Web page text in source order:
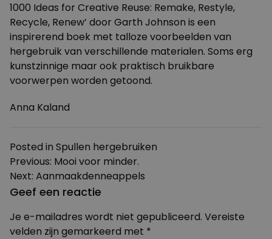
1000 Ideas for Creative Reuse: Remake, Restyle,
Recycle, Renew’ door Garth Johnson is een
inspirerend boek met talloze voorbeelden van
hergebruik van verschillende materialen. Soms erg
kunstzinnige maar ook praktisch bruikbare
voorwerpen worden getoond.
Anna Kaland
Posted in Spullen hergebruiken
Bericht
navigatie
Previous: Mooi voor minder.
Next: Aanmaakdenneappels
Geef een reactie
Je e-mailadres wordt niet gepubliceerd. Vereiste
velden zijn gemarkeerd met *